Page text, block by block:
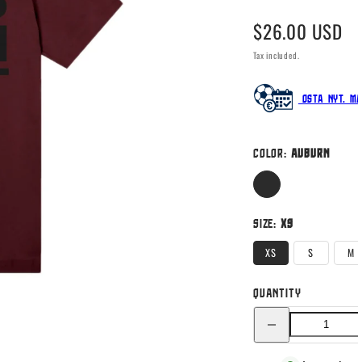
Regular
price
$26.00 USD
Tax included.
Osta nyt.
Color: Auburn
Auburn
Size: XS
XS S M
Quantity
Decrease
quantity